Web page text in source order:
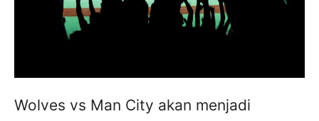
Wolves vs Man City akan menjadi